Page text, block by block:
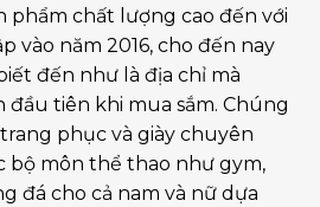
phẩm chất lượng cao đến với
vào năm 2016, cho đến nay
đến như là địa chỉ mà
đầu tiên khi mua sắm. Chúng
phục và giày chuyên
bộ môn thể thao như gym,
đá cho cả nam và nữ dựa